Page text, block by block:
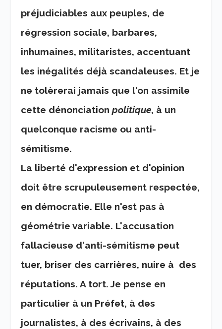
préjudiciables aux peuples, de
régression sociale, barbares,
inhumaines, militaristes, accentuant
les inégalités déjà scandaleuses. Et je
ne tolèrerai jamais que l'on assimile
cette dénonciationpolitique, à un
quelconque racisme ou anti-
sémitisme.
La liberté d'expression et d'opinion
doit être scrupuleusement respectée,
en démocratie. Elle n'est pas à
géométrie variable. L'accusation
fallacieuse d'anti-sémitisme peut
tuer, briser des carrières, nuire à des
réputations. A tort. Je pense en
particulier à un Préfet, à des
journalistes, à des écrivains, à des